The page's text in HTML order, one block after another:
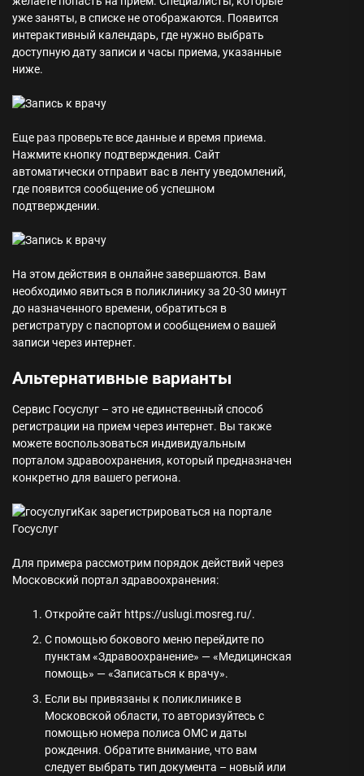
уже заняты, в списке не отображаются. Появится
интерактивный календарь, где нужно выбрать
доступную дату записи и часы приема, указанные
ниже.
Еще раз проверьте все данные и время приема.
Нажмите кнопку подтверждения. Сайт
автоматически отправит вас в ленту уведомлений,
где появится сообщение об успешном
подтверждении.
На этом действия в онлайне завершаются. Вам
необходимо явиться в поликлинику за 20-30 минут
до назначенного времени, обратиться в
регистратуру с паспортом и сообщением о вашей
записи через интернет.
Альтернативные варианты
Сервис Госуслуг – это не единственный способ
регистрации на прием через интернет. Вы также
можете воспользоваться индивидуальным
порталом здравоохранения, который предназначен
конкретно для вашего региона.
Как зарегистрироваться на портале
Госуслуг
Для примера рассмотрим порядок действий через
Московский портал здравоохранения:
Откройте сайт https://uslugi.mosreg.ru/.
С помощью бокового меню перейдите по
пунктам «Здравоохранение» — «Медицинская
помощь» — «Записаться к врачу».
Если вы привязаны к поликлинике в
Московской области, то авторизуйтесь с
помощью номера полиса ОМС и даты
рождения. Обратите внимание, что вам
следует выбрать тип документа – новый или